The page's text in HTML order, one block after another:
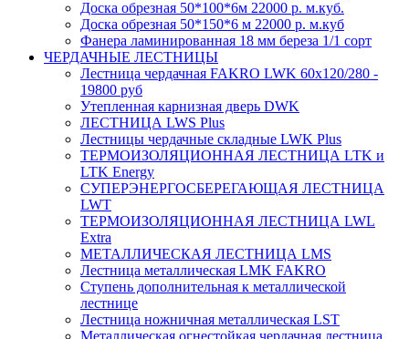
Доска обрезная 50*100*6м 22000 р. м.куб.
Доска обрезная 50*150*6 м 22000 р. м.куб
Фанера ламинированная 18 мм береза 1/1 сорт
ЧЕРДАЧНЫЕ ЛЕСТНИЦЫ
Лестница чердачная FAKRO LWK 60х120/280 -
19800 руб
Утепленная карнизная дверь DWK
ЛЕСТНИЦА LWS Plus
Лестницы чердачные складные LWK Plus
ТЕРМОИЗОЛЯЦИОННАЯ ЛЕСТНИЦА LTK и
LTK Energy
СУПЕРЭНЕРГОСБЕРЕГАЮЩАЯ ЛЕСТНИЦА
LWT
ТЕРМОИЗОЛЯЦИОННАЯ ЛЕСТНИЦА LWL
Extra
МЕТАЛЛИЧЕСКАЯ ЛЕСТНИЦА LMS
Лестница металлическая LMK FAKRO
Ступень дополнительная к металлической
лестнице
Лестница ножничная металлическая LST
Металлическая огнестойкая чердачная лестница